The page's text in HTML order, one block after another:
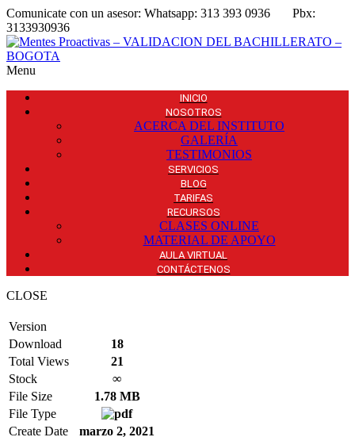
Comunicate con un asesor: Whatsapp: 313 393 0936 Pbx:
3133930936
Menu
INICIO
NOSOTROS
ACERCA DEL INSTITUTO
GALERÍA
TESTIMONIOS
SERVICIOS
BLOG
TARIFAS
RECURSOS
CLASES ONLINE
MATERIAL DE APOYO
AULA VIRTUAL
CONTÁCTENOS
CLOSE
Version
Download
18
Total Views
21
Stock
∞
File Size
1.78 MB
File Type
Create Date
marzo 2, 2021